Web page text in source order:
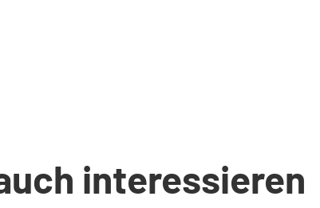
interessieren